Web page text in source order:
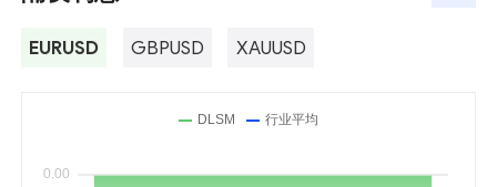
EURUSD GBPUSD XAUUSD